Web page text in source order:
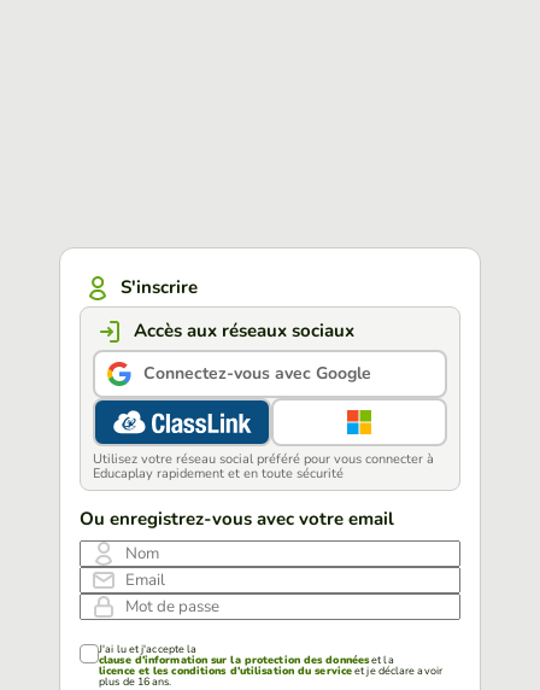
S'inscrire
Accès aux réseaux sociaux
Connectez-vous avec Google
Utilisez votre réseau social préféré pour vous connecter à
Educaplay rapidement et en toute sécurité
Ou enregistrez-vous avec votre email
Nom
Email
Mot de passe
J'ai lu et j'accepte la
clause d'information sur la protection des donnéeset la
licence et les conditions d'utilisation du serviceet je déclare avoir
plus de 16 ans.